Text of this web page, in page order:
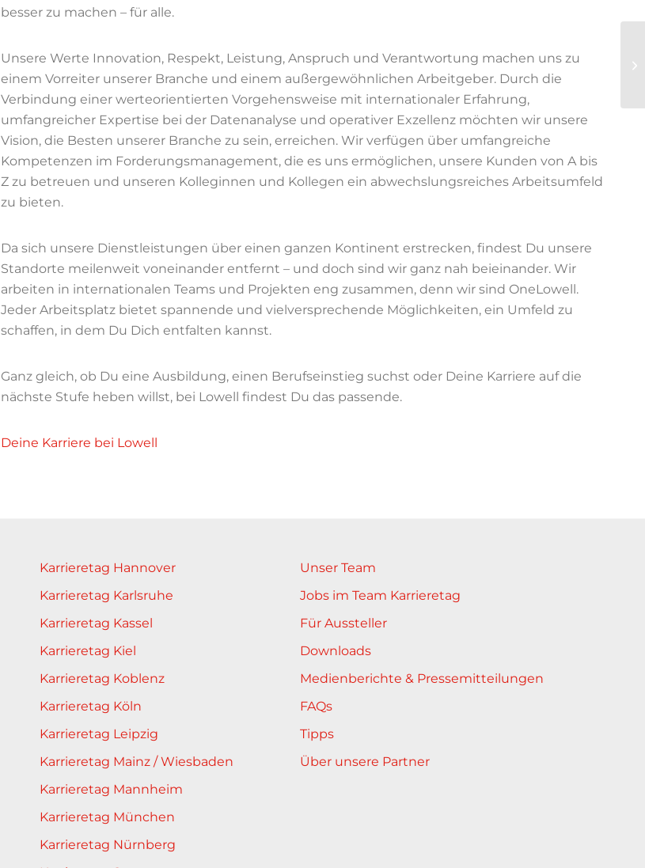
besser zu machen – für alle.
Unsere Werte Innovation, Respekt, Leistung, Anspruch und Verantwortung machen uns zu
einem Vorreiter unserer Branche und einem außergewöhnlichen Arbeitgeber. Durch die
Verbindung einer werteorientierten Vorgehensweise mit internationaler Erfahrung,
umfangreicher Expertise bei der Datenanalyse und operativer Exzellenz möchten wir unsere
Vision, die Besten unserer Branche zu sein, erreichen. Wir verfügen über umfangreiche
Kompetenzen im Forderungsmanagement, die es uns ermöglichen, unsere Kunden von A bis
Z zu betreuen und unseren Kolleginnen und Kollegen ein abwechslungsreiches Arbeitsumfeld
zu bieten.
Da sich unsere Dienstleistungen über einen ganzen Kontinent erstrecken, findest Du unsere
Standorte meilenweit voneinander entfernt – und doch sind wir ganz nah beieinander. Wir
arbeiten in internationalen Teams und Projekten eng zusammen, denn wir sind OneLowell.
Jeder Arbeitsplatz bietet spannende und vielversprechende Möglichkeiten, ein Umfeld zu
schaffen, in dem Du Dich entfalten kannst.
Ganz gleich, ob Du eine Ausbildung, einen Berufseinstieg suchst oder Deine Karriere auf die
nächste Stufe heben willst, bei Lowell findest Du das passende.
Deine Karriere bei Lowell
Karrieretag Hannover
Karrieretag Karlsruhe
Karrieretag Kassel
Karrieretag Kiel
Karrieretag Koblenz
Karrieretag Köln
Karrieretag Leipzig
Karrieretag Mainz / Wiesbaden
Karrieretag Mannheim
Karrieretag München
Karrieretag Nürnberg
Unser Team
Jobs im Team Karrieretag
Für Aussteller
Downloads
Medienberichte & Pressemitteilungen
FAQs
Tipps
Über unsere Partner